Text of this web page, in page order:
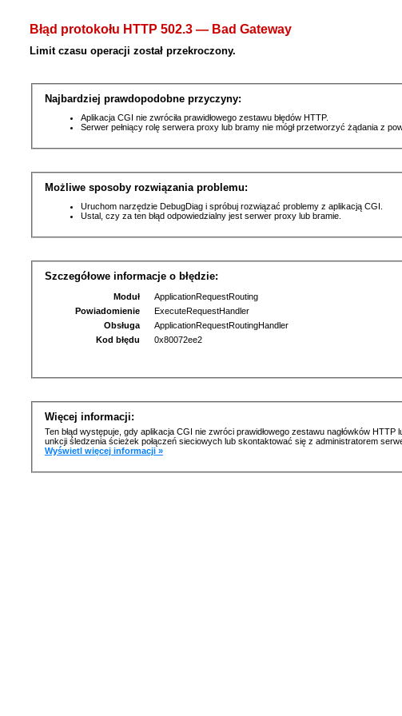
Błąd protokołu HTTP 502.3 — Bad Gateway
Limit czasu operacji został przekroczony.
Najbardziej prawdopodobne przyczyny:
Aplikacja CGI nie zwróciła prawidłowego zestawu błędów HTTP.
Serwer pełniący rolę serwera proxy lub bramy nie mógł przetworzyć żądania z
Możliwe sposoby rozwiązania problemu:
Uruchom narzędzie DebugDiag i spróbuj rozwiązać problemy z aplikacją CGI.
Ustal, czy za ten błąd odpowiedzialny jest serwer proxy lub bramie.
Szczegółowe informacje o błędzie:
Moduł
ApplicationRequestRouting
Powiadomienie
ExecuteRequestHandler
Obsługa
ApplicationRequestRoutingHandler
Kod błędu
0x80072ee2
Więcej informacji:
Ten błąd występuje, gdy aplikacja CGI nie zwróci prawidłowego zestawu nagłówków
unkcji śledzenia ścieżek połączeń sieciowych lub skontaktować się z administratorem
Wyświetl więcej informacji »